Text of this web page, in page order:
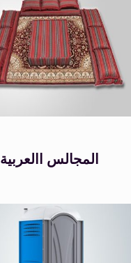
المجالس االعربية